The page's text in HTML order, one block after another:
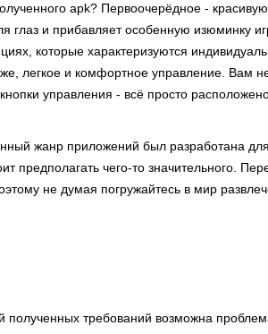
apk? Первоочерёдное - красивую
и прибавляет особенную изюминку
которые характеризуются
легкое и комфортное управление. Вам
управления - всё просто
жанр приложений был разработана для
предполагать чего-то значительного.
не думая погружайтесь в мир
полученных требований возможна